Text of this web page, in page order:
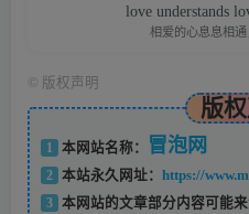
love understands
相爱的心息息相
版权声明
版
1 本网站名称： 冒泡网
2 本站永久网址： https://
3
本网站的文章部分内容可能